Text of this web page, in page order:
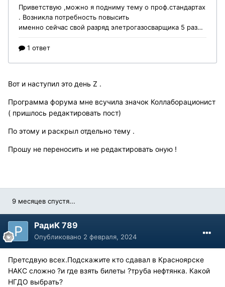
Вот и наступил это день Z .
Программа форума мне всучила значок Коллаборационист
( пришлось редактировать пост)
По этому и раскрыл отдельно тему .
Прошу не переносить и не редактировать оную !
9 месяцев спустя...
РадиК 789
Опубликовано 2 февраля, 2024
Претсдвую всех.Подскажите кто сдавал в Красноярске
НАКС сложно ?и где взять билеты ?труба нефтянка. Какой
НГДО выбрать?